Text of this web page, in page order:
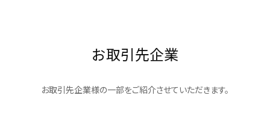
お取引先企業
お取引先企業様の一部をご紹介させていただきます。